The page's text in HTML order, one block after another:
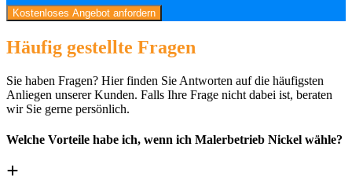
Kostenloses Angebot anfordern
Häufig gestellte Fragen
Sie haben Fragen? Hier finden Sie Antworten auf die häufigsten
Anliegen unserer Kunden. Falls Ihre Frage nicht dabei ist, beraten
wir Sie gerne persönlich.
Welche Vorteile habe ich, wenn ich Malerbetrieb Nickel wähle?